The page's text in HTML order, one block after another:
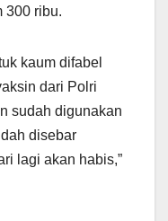
300 ribu.
kaum difabel
dari Polri
sudah digunakan
disebar
lagi akan habis,”